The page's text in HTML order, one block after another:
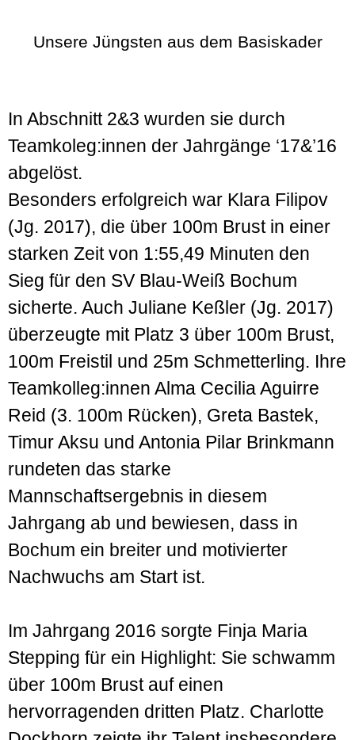
Unsere Jüngsten aus dem Basiskader
In Abschnitt 2&3 wurden sie durch
Teamkoleg:innen der Jahrgänge ‘17&’16
abgelöst.
Besonders erfolgreich war Klara Filipov
(Jg. 2017), die über 100m Brust in einer
starken Zeit von 1:55,49 Minuten den
Sieg für den SV Blau-Weiß Bochum
sicherte. Auch Juliane Keßler (Jg. 2017)
überzeugte mit Platz 3 über 100m Brust,
100m Freistil und 25m Schmetterling. Ihre
Teamkolleg:innen Alma Cecilia Aguirre
Reid (3. 100m Rücken), Greta Bastek,
Timur Aksu und Antonia Pilar Brinkmann
rundeten das starke
Mannschaftsergebnis in diesem
Jahrgang ab und bewiesen, dass in
Bochum ein breiter und motivierter
Nachwuchs am Start ist.
Im Jahrgang 2016 sorgte Finja Maria
Stepping für ein Highlight: Sie schwamm
über 100m Brust auf einen
hervorragenden dritten Platz. Charlotte